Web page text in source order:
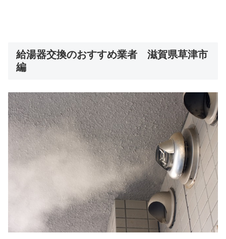
給湯器交換のおすすめ業者 滋賀県草津市
編